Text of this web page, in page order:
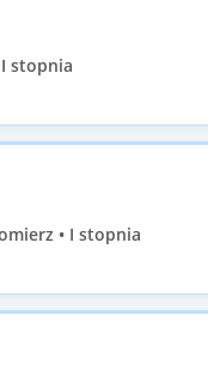
stopnia
• I stopnia